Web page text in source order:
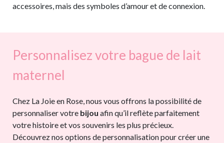
accessoires, mais des symboles d’amour et de connexion.
Personnalisez votre bague de lait
maternel
Chez La Joie en Rose, nous vous offrons la possibilité de
personnaliser votre bijou afin qu’il reflète parfaitement
votre histoire et vos souvenirs les plus précieux.
Découvrez nos options de personnalisation pour créer une